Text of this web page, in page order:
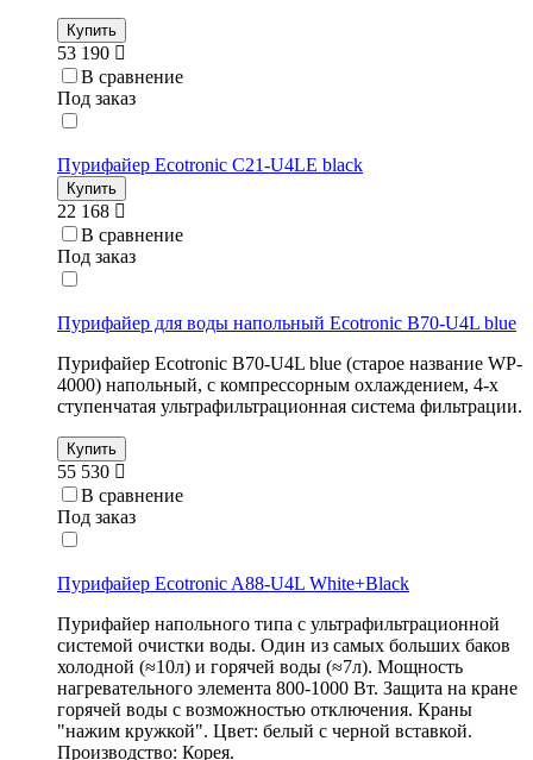
Купить
53 190
В сравнение
Под заказ
Пурифайер Ecotronic C21-U4LE black
Купить
22 168
В сравнение
Под заказ
Пурифайер для воды напольный Ecotronic B70-U4L blue
Пурифайер Ecotronic B70-U4L blue (старое название WP-
4000) напольный, с компрессорным охлаждением, 4-х
ступенчатая ультрафильтрационная система фильтрации.
Купить
55 530
В сравнение
Под заказ
Пурифайер Ecotronic A88-U4L White+Black
Пурифайер напольного типа с ультрафильтрационной
системой очистки воды. Один из самых больших баков
холодной (≈10л) и горячей воды (≈7л). Мощность
нагревательного элемента 800-1000 Вт. Защита на кране
горячей воды с возможностью отключения. Краны
"нажим кружкой". Цвет: белый с черной вставкой.
Производство: Корея.